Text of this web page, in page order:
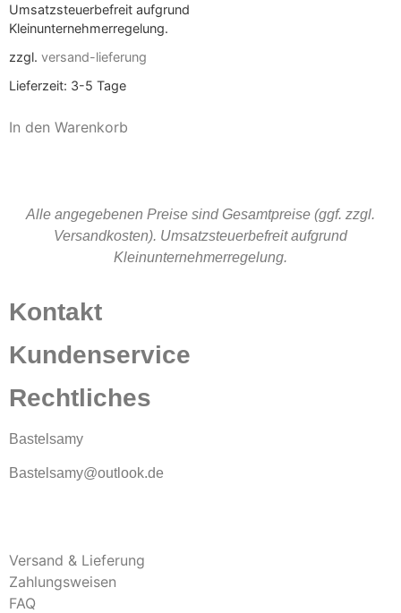
Umsatzsteuerbefreit aufgrund
Kleinunternehmerregelung.
zzgl. versand-lieferung
Lieferzeit: 3-5 Tage
In den Warenkorb
Alle angegebenen Preise sind Gesamtpreise (ggf. zzgl.
Versandkosten). Umsatzsteuerbefreit aufgrund
Kleinunternehmerregelung.
Kontakt
Kundenservice
Rechtliches
Bastelsamy
Bastelsamy@outlook.de
Versand & Lieferung
Zahlungsweisen
FAQ